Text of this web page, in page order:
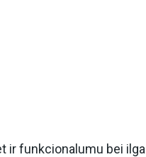
funkcionalumu bei